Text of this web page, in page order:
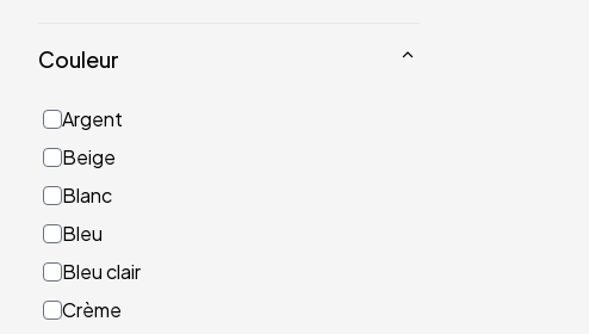
Couleur
Argent
Beige
Blanc
Bleu
Bleu clair
Crème